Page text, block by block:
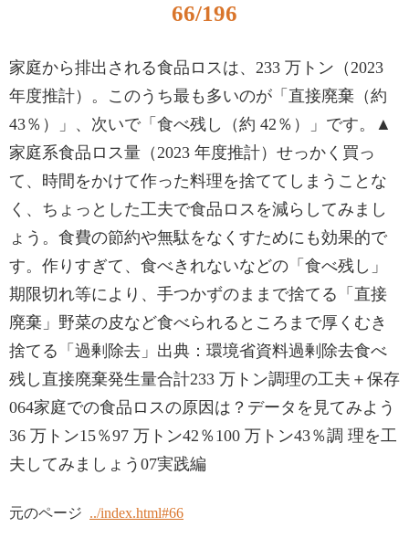
66/196
家庭から排出される食品ロスは、233 万トン（2023
年度推計）。このうち最も多いのが「直接廃棄（約
43％）」、次いで「食べ残し（約 42％）」です。▲
家庭系食品ロス量（2023 年度推計）せっかく買っ
て、時間をかけて作った料理を捨ててしまうことな
く、ちょっとした工夫で食品ロスを減らしてみまし
ょう。食費の節約や無駄をなくすためにも効果的で
す。作りすぎて、食べきれないなどの「食べ残し」
期限切れ等により、手つかずのままで捨てる「直接
廃棄」野菜の皮など食べられるところまで厚くむき
捨てる「過剰除去」出典：環境省資料過剰除去食べ
残し直接廃棄発生量合計233 万トン調理の工夫＋保存
064家庭での食品ロスの原因は？データを見てみよう
36 万トン15％97 万トン42％100 万トン43％調 理を工
夫してみましょう07実践編
元のページ ../index.html#66